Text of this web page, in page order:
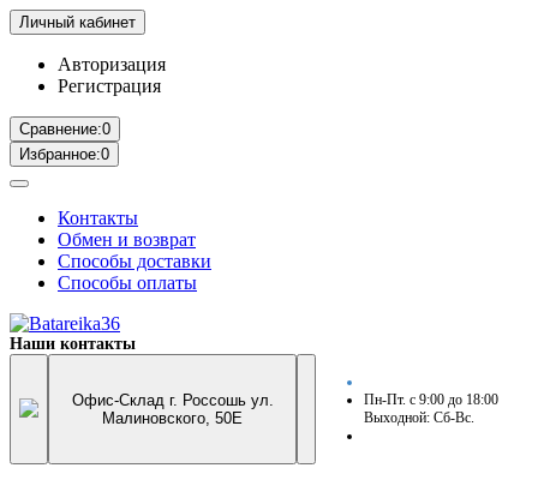
Личный кабинет
Авторизация
Регистрация
Сравнение:0
Избранное:0
Контакты
Обмен и возврат
Способы доставки
Способы оплаты
Наши контакты
Офис-Склад г. Россошь ул.
Малиновского, 50Е
Пн-Пт. с 9:00 до 18:00
Выходной: Сб-Вс.